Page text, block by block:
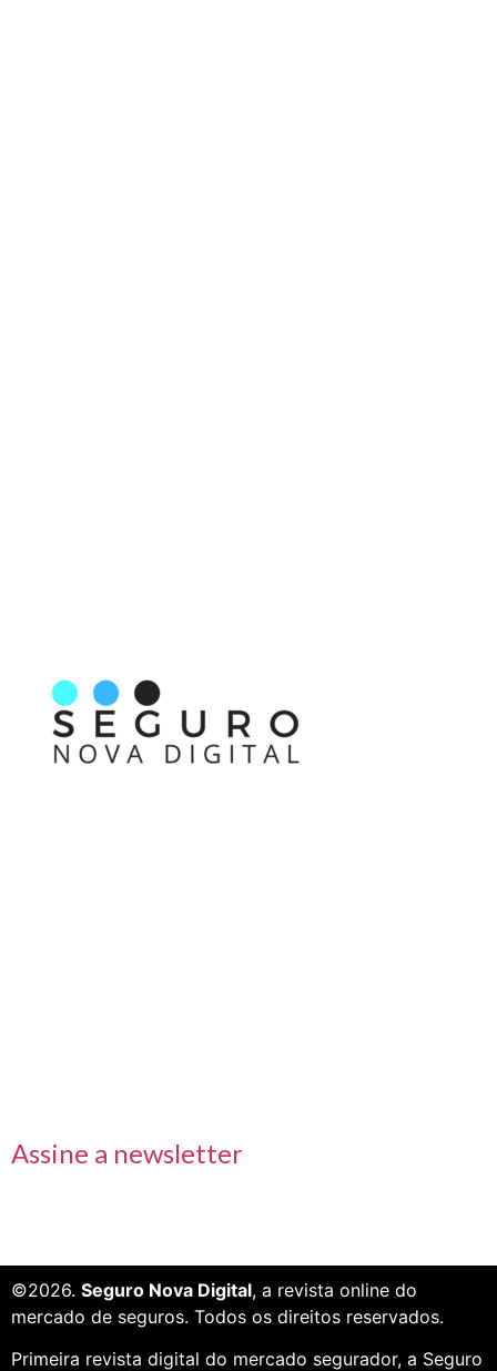
Assine a newsletter
©2026. Seguro Nova Digital, a revista online do
mercado de seguros. Todos os direitos reservados.
Primeira revista digital do mercado segurador, a Seguro